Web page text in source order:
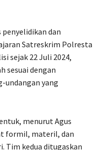
penyelidikan dan
Satreskrim Polresta
sejak 22 Juli 2024,
sesuai dengan
undangan yang
menurut Agus
formil, materil, dan
Tim kedua ditugaskan